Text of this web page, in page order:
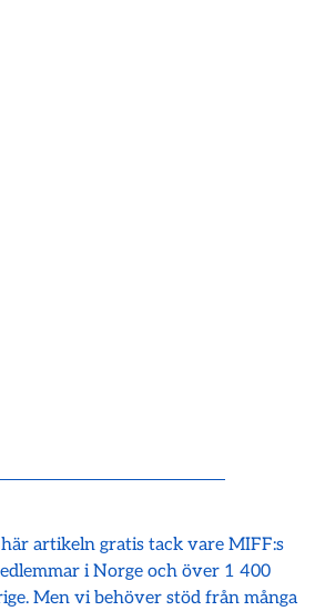
artikeln gratis tack vare MIFF:s
i Norge och över 1 400
Men vi behöver stöd från många